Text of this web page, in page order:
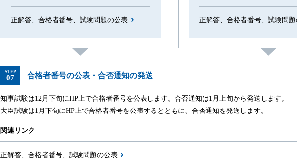
正解答、合格者番号、試験問題の公表 正解答、合格者番号、試験問題
STEP
07 合格者番号の公表・合否通知の発送
知事試験は12月下旬にHP上で合格者番号を公表します。合否通知は1月上旬から発送します。
大臣試験は1月下旬にHP上で合格者番号を公表するとともに、合否通知を発送します。
関連リンク
正解答、合格者番号、試験問題の公表